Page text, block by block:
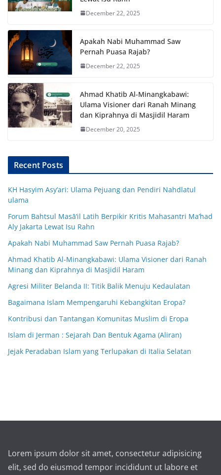
December 22, 2025
Apakah Nabi Muhammad Saw
Pernah Puasa Rajab?
December 22, 2025
Ahmad Khatib Al-Minangkabawi:
Ulama Visioner dari Ranah Minang
dan Kiprahnya di Masjidil Haram
December 20, 2025
Recent Posts
KH Hasyim Asy’ari: Ulama Pejuang dan Pendiri Nahdlatul
ulama
Forum Bahtsul Masā’il Latih Berpikir Kritis Mahasantri Ma’had
Aly Jakarta Lewat Isu Rahn
Apakah Nabi Muhammad Saw Pernah Puasa Rajab?
Ahmad Khatib Al-Minangkabawi: Ulama Visioner dari Ranah
Minang dan Kiprahnya di Masjidil Haram
Agresi Militer Belanda II: Titik Balik Menuju Kedaulatan
Bagaimana Islam Mempengaruhi Kebangkitan Eropa?
Kontribusi dan Tantangan Komunitas Muslim di Eropa
Islam di Jerman : Sejarah Dan Bentuk Agama (Aliran)
Jejak Peradaban Islam yang Terlupakan di Italia Selatan
Lorem ipsum dolor sit amet, consectetur adipisicing
elit, sed do eiusmod tempor incididunt ut labore et